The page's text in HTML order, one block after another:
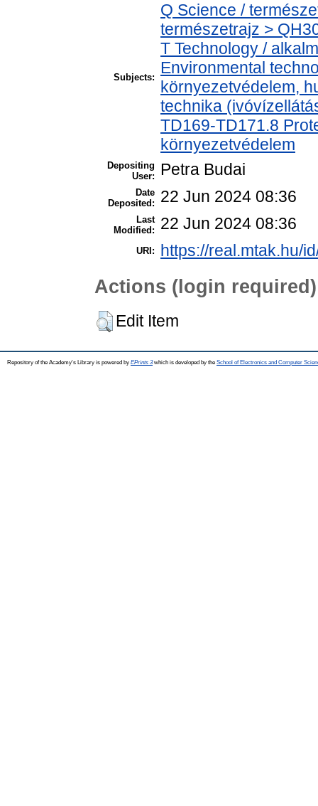
Subjects:
Q Science /
természetrajz >
T Technology /
Environmental
környezetvédelem,
technika
TD169-TD171.8
környezetvédelem
Depositing
User:
Petra Budai
Date
Deposited:
22 Jun 2024 08:36
Last
Modified:
22 Jun 2024 08:36
URI: https://real.mtak.hu/
Actions (login required)
Edit Item
Repository of the Academy's Library is powered by EPrints 3which is developed by the School of Electronics and Computer